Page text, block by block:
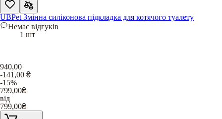
UBPet Змінна силіконова підкладка для котячого туалету
Немає відгуків
1 шт
940,00
-141,00 ₴
-15%
799,00₴
від
799,00₴